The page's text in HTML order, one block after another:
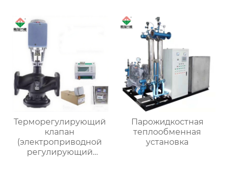
Терморегулирующий
клапан
(электроприводной
регулирующий
Парожидкостная
теплообменная
установка